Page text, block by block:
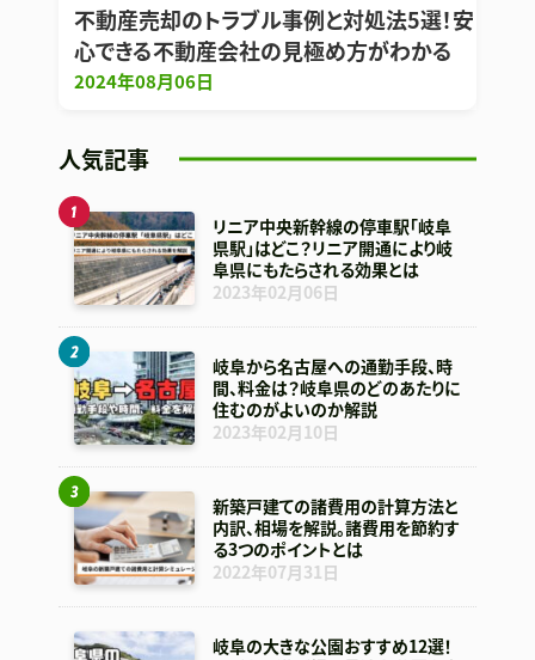
不動産売却のトラブル事例と対処法5選！安
心できる不動産会社の見極め方がわかる
2024年08月06日
人気記事
リニア中央新幹線の停車駅「岐阜
県駅」はどこ？リニア開通により岐
阜県にもたらされる効果とは
2023年02月06日
岐阜から名古屋への通勤手段、時
間、料金は？岐阜県のどのあたりに
住むのがよいのか解説
2023年02月10日
新築戸建ての諸費用の計算方法と
内訳、相場を解説。諸費用を節約す
る3つのポイントとは
2022年07月31日
岐阜の大きな公園おすすめ12選！